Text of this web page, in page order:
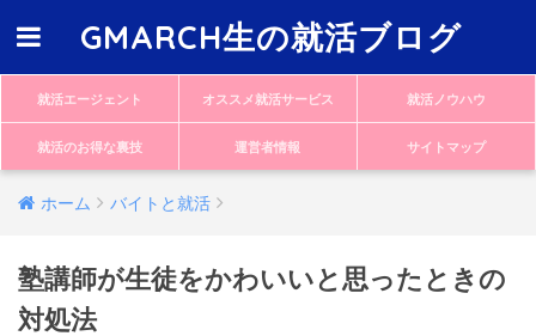
GMARCH生の就活ブログ
就活エージェント オススメ就活サービス 就活ノウハウ
就活のお得な裏技 運営者情報 サイトマップ
ホーム バイトと就活
塾講師が生徒をかわいいと思ったときの
対処法